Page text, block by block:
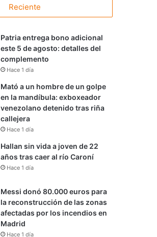
Reciente
Patria entrega bono adicional
este 5 de agosto: detalles del
complemento
Hace 1 día
Mató a un hombre de un golpe
en la mandíbula: exboxeador
venezolano detenido tras riña
callejera
Hace 1 día
Hallan sin vida a joven de 22
años tras caer al río Caroní
Hace 1 día
Messi donó 80.000 euros para
la reconstrucción de las zonas
afectadas por los incendios en
Madrid
Hace 1 día